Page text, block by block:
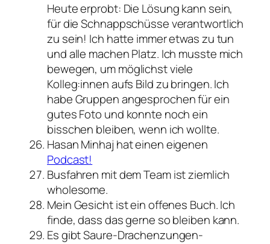
Heute erprobt: Die Lösung kann sein,
für die Schnappschüsse verantwortlich
zu sein! Ich hatte immer etwas zu tun
und alle machen Platz. Ich musste mich
bewegen, um möglichst viele
Kolleg:innen aufs Bild zu bringen. Ich
habe Gruppen angesprochen für ein
gutes Foto und konnte noch ein
bisschen bleiben, wenn ich wollte.
Hasan Minhaj hat einen eigenen
Podcast!
Busfahren mit dem Team ist ziemlich
wholesome.
Mein Gesicht ist ein offenes Buch. Ich
finde, dass das gerne so bleiben kann.
Es gibt Saure-Drachenzungen-